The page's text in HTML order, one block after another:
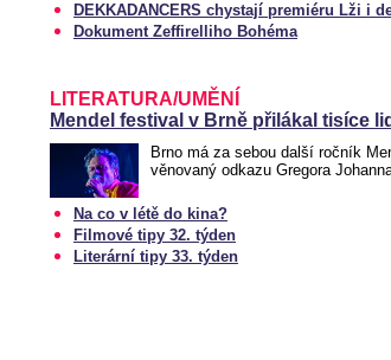
DEKKADANCERS chystají premiéru Lži i
Dokument Zeffirelliho Bohéma
LITERATURA/UMĚNÍ
Mendel festival v Brně přilákal tisíce
Brno má za sebou další ročník
věnovaný odkazu Gregora
Na co v létě do kina?
Filmové tipy 32. týden
Literární tipy 33. týden